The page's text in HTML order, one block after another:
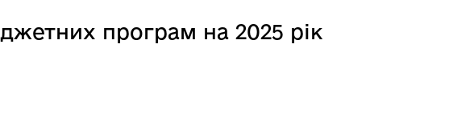
програм на 2025 рік